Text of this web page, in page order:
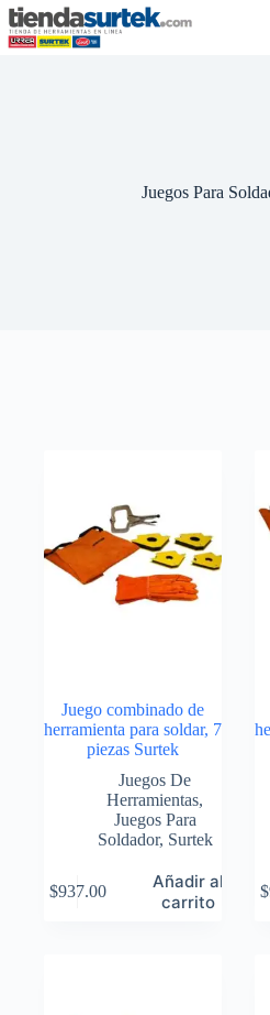
Saltar
al
contenido
Juegos Para
Juego combinado de
herramienta para soldar, 7
piezas Surtek
Juegos De
Herramientas,
Juegos Para
Soldador, Surtek
$937.00
Añadir al
carrito
$